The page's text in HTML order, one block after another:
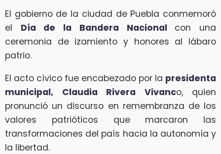
El gobierno de la ciudad de Puebla conmemoró
el Día de la Bandera Nacional con una
ceremonia de izamiento y honores al lábaro
patrio.
El acto cívico fue encabezado por la presidenta
municipal, Claudia Rivera Vivanco, quien
pronunció un discurso en remembranza de los
valores patrióticos que marcaron las
transformaciones del país hacia la autonomía y
la libertad.